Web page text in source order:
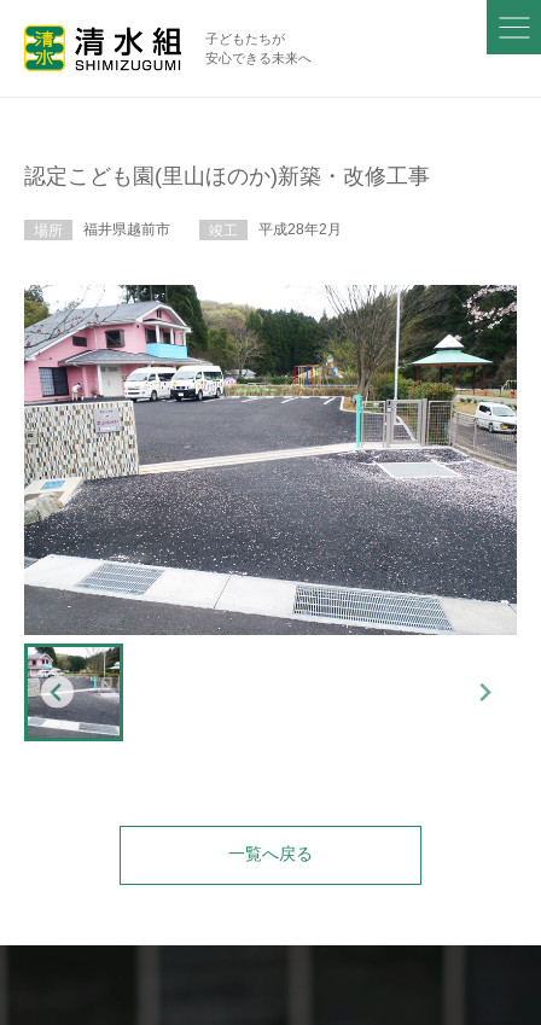
子どもたちが
安心できる未来へ
認定こども園(里山ほのか)新築・改修工事
場所 福井県越前市 竣工 平成28年2月
一覧へ戻る